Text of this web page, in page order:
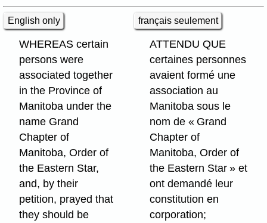
English only français seulement
WHEREAS certain
persons were
associated together
in the Province of
Manitoba under the
name Grand
Chapter of
Manitoba, Order of
the Eastern Star,
and, by their
petition, prayed that
they should be
ATTENDU QUE
certaines personnes
avaient formé une
association au
Manitoba sous le
nom de « Grand
Chapter of
Manitoba, Order of
the Eastern Star » et
ont demandé leur
constitution en
corporation;